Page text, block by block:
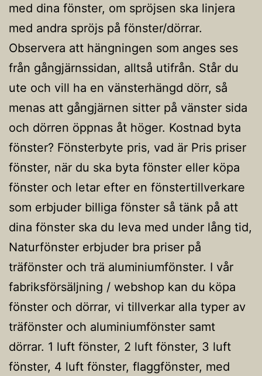
med dina fönster, om spröjsen ska linjera
med andra spröjs på fönster/dörrar.
Observera att hängningen som anges ses
från gångjärnssidan, alltså utifrån. Står du
ute och vill ha en vänsterhängd dörr, så
menas att gångjärnen sitter på vänster sida
och dörren öppnas åt höger. Kostnad byta
fönster? Fönsterbyte pris, vad är Pris priser
fönster, när du ska byta fönster eller köpa
fönster och letar efter en fönstertillverkare
som erbjuder billiga fönster så tänk på att
dina fönster ska du leva med under lång tid,
Naturfönster erbjuder bra priser på
träfönster och trä aluminiumfönster. I vår
fabriksförsäljning / webshop kan du köpa
fönster och dörrar, vi tillverkar alla typer av
träfönster och aluminiumfönster samt
dörrar. 1 luft fönster, 2 luft fönster, 3 luft
fönster, 4 luft fönster, flaggfönster, med